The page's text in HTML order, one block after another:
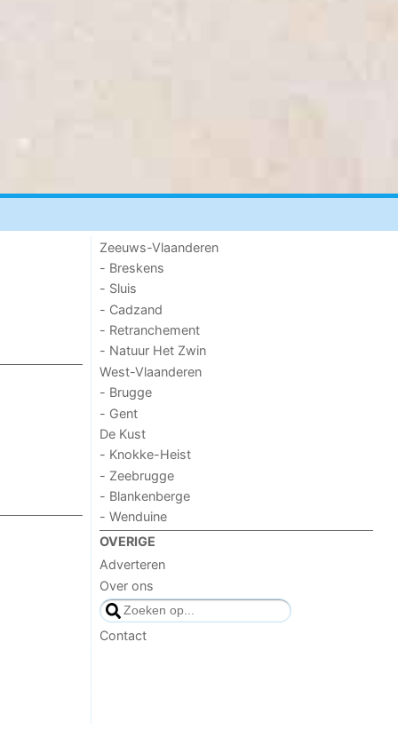
Zeeuws-Vlaanderen
- Breskens
- Sluis
- Cadzand
- Retranchement
- Natuur Het Zwin
West-Vlaanderen
- Brugge
- Gent
De Kust
- Knokke-Heist
- Zeebrugge
- Blankenberge
- Wenduine
OVERIGE
Adverteren
Over ons
Contact